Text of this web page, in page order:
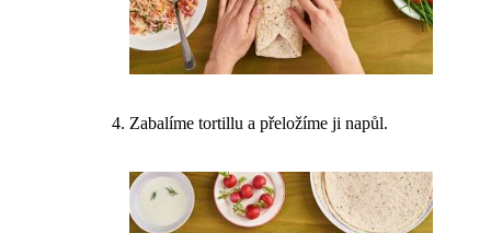
Zabalíme tortillu a přeložíme ji napůl.